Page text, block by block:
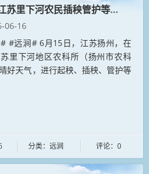
苏里下河农民插秧管护等农事活动
06-16
#远涧# 6月15日，江苏扬州，在
里下河地区农科所（扬州市农科
好天气，进行起秧、插秧、管护等
分类：远涧 评论：0